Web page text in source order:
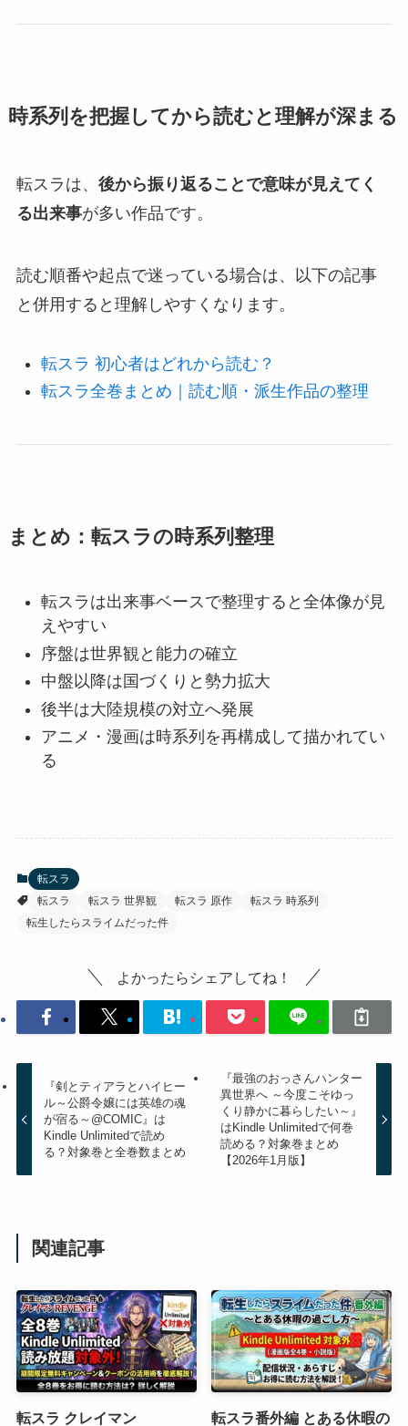
時系列を把握してから読むと理解が深まる
転スラは、 後から振り返ることで意味が見えてく
る出来事が多い作品です。
読む順番や起点で迷っている場合は、以下の記事
と併用すると理解しやすくなります。
転スラ 初心者はどれから読む？
転スラ全巻まとめ｜読む順・派生作品の整理
まとめ：転スラの時系列整理
転スラは出来事ベースで整理すると全体像が見
えやすい
序盤は世界観と能力の確立
中盤以降は国づくりと勢力拡大
後半は大陸規模の対立へ発展
アニメ・漫画は時系列を再構成して描かれてい
る
転スラ
転スラ
転スラ 世界観 転スラ 原作
転スラ 時系列
転生したらスライムだった件
よかったらシェアしてね！
『剣とティアラとハイヒー
ル～公爵令嬢には英雄の魂
が宿る～@COMIC』は
Kindle Unlimitedで読め
る？対象巻と全巻数まとめ
『最強のおっさんハンター
異世界へ ～今度こそゆっ
くり静かに暮らしたい～』
はKindle Unlimitedで何巻
読める？対象巻まとめ
【2026年1月版】
関連記事
転スラ クレイマン
転スラ番外編 とある休暇の